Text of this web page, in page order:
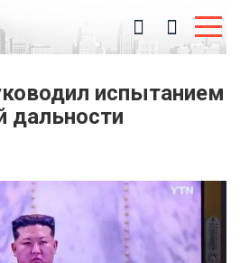
испытанием
дальности